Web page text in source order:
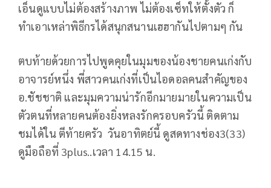
เอ็นดูแบบไม่ต้องสร้างภาพ ไม่ต้องเซ็ทให้ตั้งตัว ก็
ทำเอาเหล่าพิธีกรได้สนุกสนานเฮฮากันไปตามๆ กัน
ตบท้ายด้วยการไปพูดคุยในมุมของน้องชายคนเก่งกับ
อาจารย์หนึ่ง พี่สาวคนเก่งที่เป็นไอดอลคนสำคัญของ
อ.ชัชชาติ และมุมความน่ารักอีกมายมายในความเป็น
ตัวตนที่หลายคนต้องยิ่งหลงรักครอบครัวนี้ ติดตาม
ชมได้ใน ตีท้ายครัว วันอาทิตย์นี้ ดูสดทางช่อง3(33)
ดูมือถือที่ 3plus..เวลา 14.15 น.